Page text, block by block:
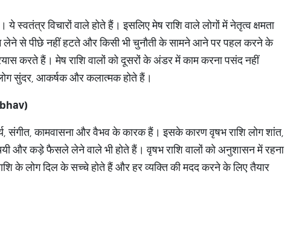
विचारों वाले होते हैं। इसलिए मेष राशि वाले लोगों में नेतृत्व क्षमता
लेने से पीछे नहीं हटते और किसी भी चुनौती के सामने आने पर पहल करने के
करते हैं। मेष राशि वालों को दूसरों के अंडर में काम करना पसंद नहीं
लोग सुंदर, आकर्षक और कलात्मक होते हैं।
संगीत, कामवासना और वैभव के कारक हैं। इसके कारण वृषभ राशि लोग शांत,
और कड़े फैसले लेने वाले भी होते हैं। वृषभ राशि वालों को अनुशासन में रहना
के लोग दिल के सच्चे होते हैं और हर व्यक्ति की मदद करने के लिए तैयार